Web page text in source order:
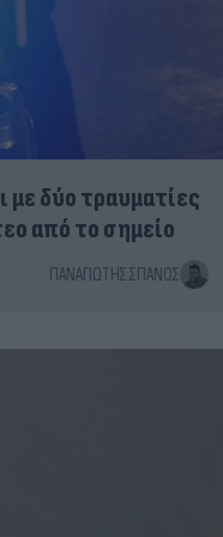
με δύο τραυματίες
από το σημείο
ΠΑΝΑΓΙΏΤΗΣ ΣΠΑΝΌΣ